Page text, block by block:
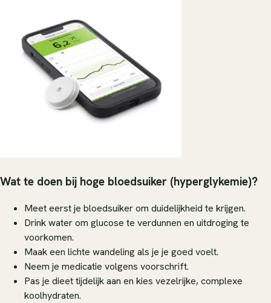
Wat te doen bij hoge bloedsuiker (hyperglykemie)?
Meet eerst je bloedsuiker om duidelijkheid te krijgen.
Drink water om glucose te verdunnen en uitdroging te
voorkomen.
Maak een lichte wandeling als je je goed voelt.
Neem je medicatie volgens voorschrift.
Pas je dieet tijdelijk aan en kies vezelrijke, complexe
koolhydraten.